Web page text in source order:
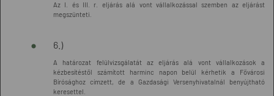
Az I. és III. r. eljárás alá vont vállalkozással szemben az eljárást
megszünteti.
6.)
A határozat felülvizsgálatát az eljárás alá vont vállalkozások a
kézbesítéstől számított harminc napon belül kérhetik a Fővárosi
Bírósághoz címzett, de a Gazdasági Versenyhivatalnál benyújtható
keresettel.